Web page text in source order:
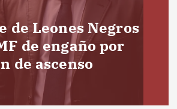
de Leones Negros
de engaño por
de ascenso